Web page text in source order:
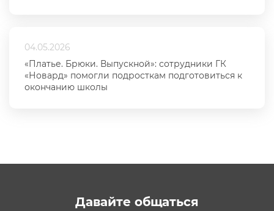
04.05.2026
«Платье. Брюки. Выпускной»: сотрудники ГК
«Новард» помогли подросткам подготовиться к
окончанию школы
Давайте общаться